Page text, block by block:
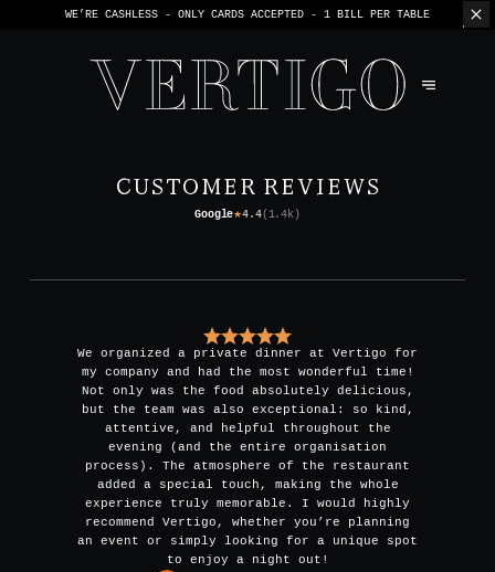
WE’RE CASHLESS - ONLY CARDS ACCEPTED - 1 BILL PER TABLE
CUSTOMER REVIEWS
Google★4.4(1.4k)
We organized a private dinner at Vertigo for
my company and had the most wonderful time!
Not only was the food absolutely delicious,
but the team was also exceptional: so kind,
attentive, and helpful throughout the
evening (and the entire organisation
process). The atmosphere of the restaurant
added a special touch, making the whole
experience truly memorable. I would highly
recommend Vertigo, whether you’re planning
an event or simply looking for a unique spot
to enjoy a night out!